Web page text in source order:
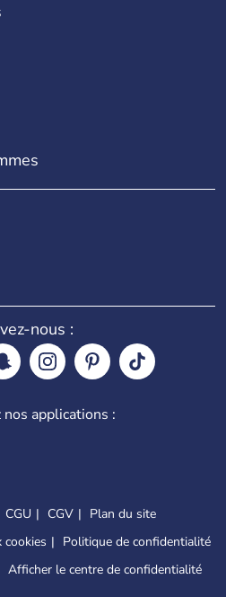
nous :
applications :
CGU CGV
Plan du site
Politique de confidentialité
Afficher le centre de confidentialité